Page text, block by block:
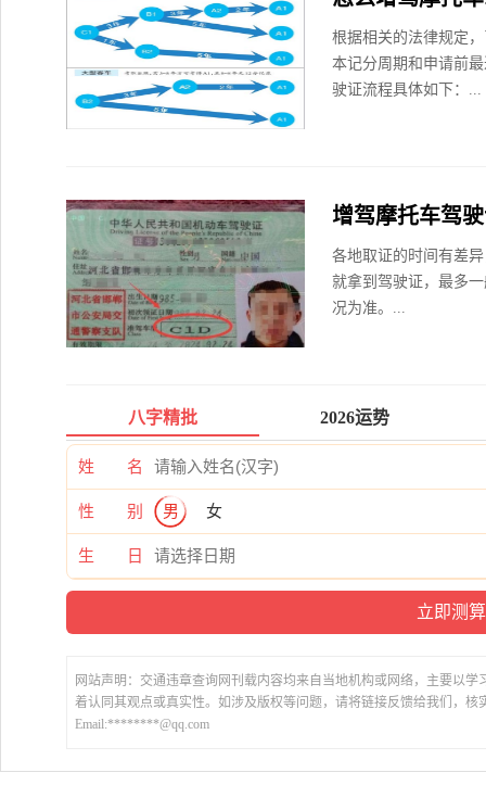
根据相关的法律规定
本记分周期和申请前
驶证流程具体如下：...
增驾摩托车驾
各地取证的时间有差
就拿到驾驶证，最多
况为准。...
八字精批 2026运势
姓 名
性 别 男 女
生 日
网站声明：交通违章查询网刊载内容均来自当地机构或网络，主要以
着认同其观点或真实性。如涉及版权等问题，请将链接反馈给我们，核
Email:********@qq.com